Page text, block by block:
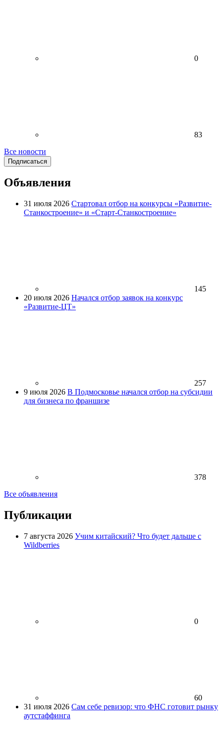
0
83
Все новости
Подписаться
Объявления
31 июля 2026 Стартовал отбор на конкурсы «Развитие-
Станкостроение» и «Старт-Станкостроение»
145
20 июля 2026 Начался отбор заявок на конкурс
«Развитие-ЦТ»
257
9 июля 2026 В Подмосковье начался отбор на субсидии
для бизнеса по франшизе
378
Все объявления
Публикации
7 августа 2026 Учим китайский? Что будет дальше с
Wildberries
0
60
31 июля 2026 Сам себе ревизор: что ФНС готовит рынку
аутстаффинга